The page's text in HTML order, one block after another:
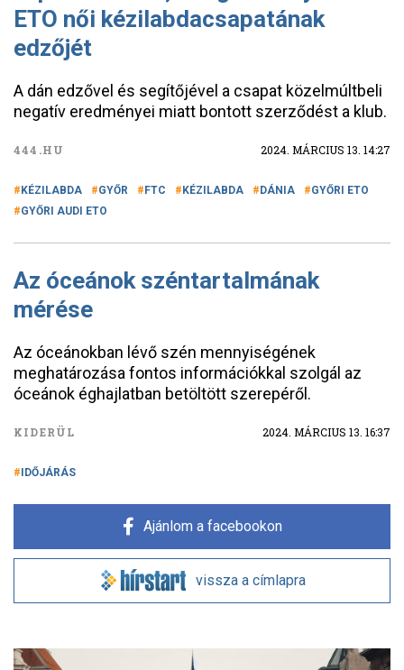
ETO női kézilabdacsapatának
edzőjét
A dán edzővel és segítőjével a csapat közelmúltbeli
negatív eredményei miatt bontott szerződést a klub.
444.HU 2024. MÁRCIUS 13. 14:27
KÉZILABDA GYŐR FTC KÉZILABDA DÁNIA
GYŐRI ETO
GYŐRI AUDI ETO
Az óceánok széntartalmának
mérése
Az óceánokban lévő szén mennyiségének
meghatározása fontos információkkal szolgál az
óceánok éghajlatban betöltött szerepéről.
KIDERÜL 2024. MÁRCIUS 13. 16:37
IDŐJÁRÁS
Ajánlom a facebookon
vissza a címlapra